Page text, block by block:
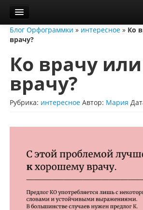
Орфограммка
Блог
О нас
Контакты
Справка
Блог Орфограммки » интересное » Ко
врачу?
Ко врачу
врачу?
Рубрика: интересное Автор: Мария